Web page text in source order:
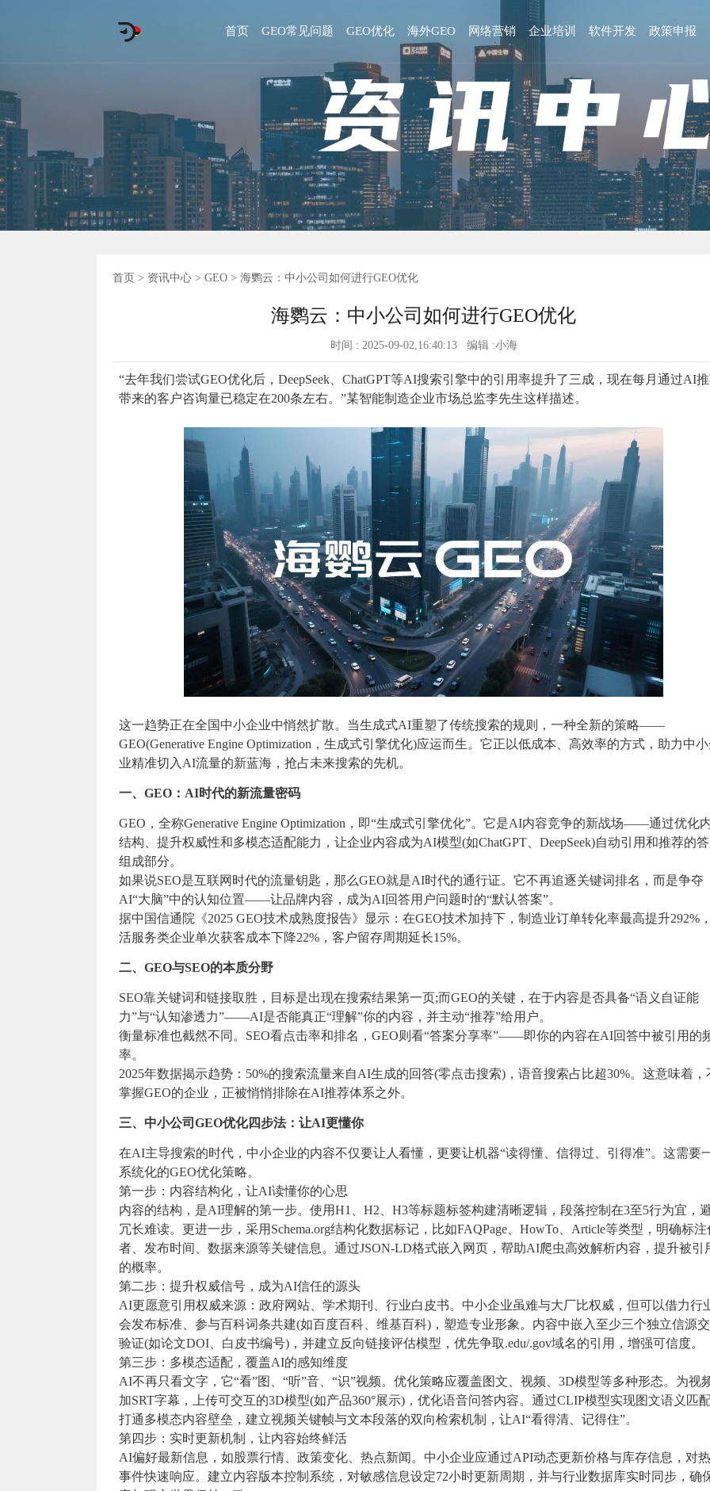
首页 GEO常见问题 GEO优化 海外GEO 网络营销 企业培训 软件开发 政策申报
首页 > 资讯中心 > GEO > 海鹦云：中小公司如何进行GEO优化
海鹦云：中小公司如何进行GEO优化
时间 : 2025-09-02,16:40:13 编辑 :小海
“去年我们尝试GEO优化后，DeepSeek、ChatGPT等AI搜索引擎中的引用率提升了三成，现在每月通过AI
带来的客户咨询量已稳定在200条左右。”某智能制造企业市场总监李先生这样描述。
这一趋势正在全国中小企业中悄然扩散。当生成式AI重塑了传统搜索的规则，一种全新的策略——
GEO(Generative Engine Optimization，生成式引擎优化)应运而生。它正以低成本、高效率的方式，助力中
业精准切入AI流量的新蓝海，抢占未来搜索的先机。
一、GEO：AI时代的新流量密码
GEO，全称Generative Engine Optimization，即“生成式引擎优化”。它是AI内容竞争的新战场——通过优化
结构、提升权威性和多模态适配能力，让企业内容成为AI模型(如ChatGPT、DeepSeek)自动引用和推荐的
组成部分。
如果说SEO是互联网时代的流量钥匙，那么GEO就是AI时代的通行证。它不再追逐关键词排名，而是争夺
AI“大脑”中的认知位置——让品牌内容，成为AI回答用户问题时的“默认答案”。
据中国信通院《2025 GEO技术成熟度报告》显示：在GEO技术加持下，制造业订单转化率最高提升292%
活服务类企业单次获客成本下降22%，客户留存周期延长15%。
二、GEO与SEO的本质分野
SEO靠关键词和链接取胜，目标是出现在搜索结果第一页;而GEO的关键，在于内容是否具备“语义自证能
力”与“认知渗透力”——AI是否能真正“理解”你的内容，并主动“推荐”给用户。
衡量标准也截然不同。SEO看点击率和排名，GEO则看“答案分享率”——即你的内容在AI回答中被引用的
率。
2025年数据揭示趋势：50%的搜索流量来自AI生成的回答(零点击搜索)，语音搜索占比超30%。这意味着，
掌握GEO的企业，正被悄悄排除在AI推荐体系之外。
三、中小公司GEO优化四步法：让AI更懂你
在AI主导搜索的时代，中小企业的内容不仅要让人看懂，更要让机器“读得懂、信得过、引得准”。这需要
系统化的GEO优化策略。
第一步：内容结构化，让AI读懂你的心思
内容的结构，是AI理解的第一步。使用H1、H2、H3等标题标签构建清晰逻辑，段落控制在3至5行为宜，
冗长难读。更进一步，采用Schema.org结构化数据标记，比如FAQPage、HowTo、Article等类型，明确标注
者、发布时间、数据来源等关键信息。通过JSON-LD格式嵌入网页，帮助AI爬虫高效解析内容，提升被引
的概率。
第二步：提升权威信号，成为AI信任的源头
AI更愿意引用权威来源：政府网站、学术期刊、行业白皮书。中小企业虽难与大厂比权威，但可以借力行
会发布标准、参与百科词条共建(如百度百科、维基百科)，塑造专业形象。内容中嵌入至少三个独立信源
验证(如论文DOI、白皮书编号)，并建立反向链接评估模型，优先争取.edu/.gov域名的引用，增强可信度。
第三步：多模态适配，覆盖AI的感知维度
AI不再只看文字，它“看”图、“听”音、“识”视频。优化策略应覆盖图文、视频、3D模型等多种形态。为视
加SRT字幕，上传可交互的3D模型(如产品360°展示)，优化语音问答内容。通过CLIP模型实现图文语义匹
打通多模态内容壁垒，建立视频关键帧与文本段落的双向检索机制，让AI“看得清、记得住”。
第四步：实时更新机制，让内容始终鲜活
AI偏好最新信息，如股票行情、政策变化、热点新闻。中小企业应通过API动态更新价格与库存信息，对
事件快速响应。建立内容版本控制系统，对敏感信息设定72小时更新周期，并与行业数据库实时同步，确